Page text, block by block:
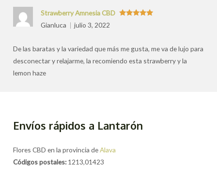
Strawberry Amnesia CBD
Gianluca
julio 3, 2022
De las baratas y la variedad que más me gusta, me va de lujo para
desconectar y relajarme, la recomiendo esta strawberry y la
lemon haze
Envíos rápidos a Lantarón
Flores CBD en la provincia deAlava
Códigos postales: 1213,01423